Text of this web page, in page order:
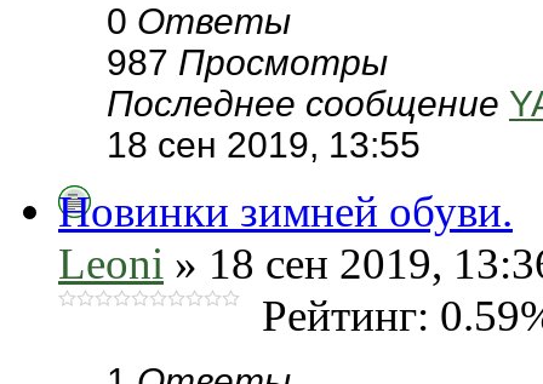
0 Ответы
987 Просмотры
Последнее сообщение
18 сен 2019, 13:55
Новинки зимней обуви.
Leoni » 18 сен 2019,
Рейтинг: